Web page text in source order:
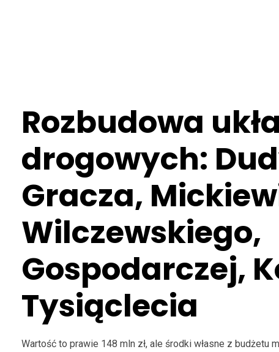
Rozbudowa
drogowych:
Gracza,
Wilczewskiego,
Gospodarczej,
Tysiąclecia
Wartość to prawie 148 mln zł, ale środki własne z budżetu